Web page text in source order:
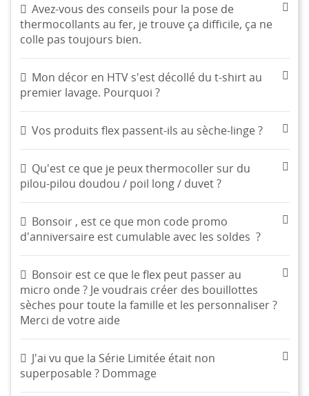
Avez-vous des conseils pour la pose de
thermocollants au fer, je trouve ça difficile, ça ne
colle pas toujours bien.
Mon décor en HTV s'est décollé du t-shirt au
premier lavage. Pourquoi ?
Vos produits flex passent-ils au sèche-linge ?
Qu'est ce que je peux thermocoller sur du
pilou-pilou doudou / poil long / duvet ?
Bonsoir , est ce que mon code promo
d'anniversaire est cumulable avec les soldes ?
Bonsoir est ce que le flex peut passer au
micro onde ? Je voudrais créer des bouillottes
sèches pour toute la famille et les personnaliser ?
Merci de votre aide
J'ai vu que la Série Limitée était non
superposable ? Dommage